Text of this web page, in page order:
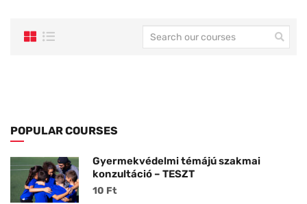
POPULAR COURSES
Gyermekvédelmi témájú szakmai
konzultáció – TESZT
10 Ft